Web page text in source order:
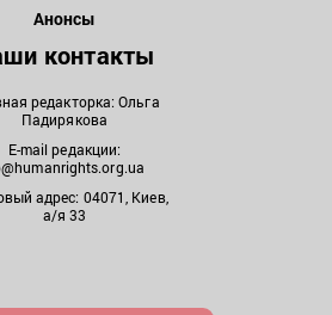
Анонсы
контакты
редакторка: Ольга
Падирякова
E-mail редакции:
адрес: 04071, Киев,
а/я 33